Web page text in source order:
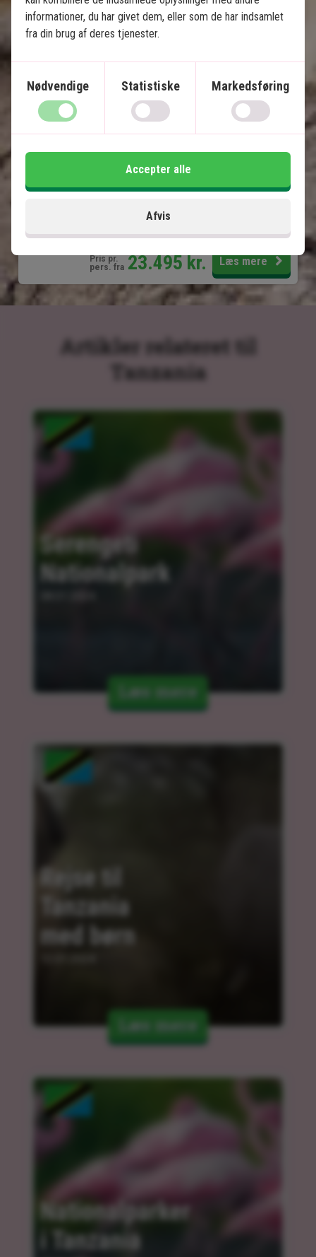
Zanzibar
4 nætters safari med helpension
6 nætters badeferie på Zanzibar
Egen safaribil med privat guide
Fly fra Serengeti til Zanzibar
Tarangire Nationalpark
Ngorongoro-krateret
Pris pr.
pers. fra 23.495kr. Læs mere
Artikler relateret til
Tanzania
Serengeti
Nationalpark
Læs mere
Rejse til
Tanzania
med børn
Læs mere
Nationalparker
i Tanzania
informationer, du har givet dem, eller som de har indsamlet
fra din brug af deres tjenester.
Nødvendige Statistiske Markedsføring
Afvis
Accepter alle